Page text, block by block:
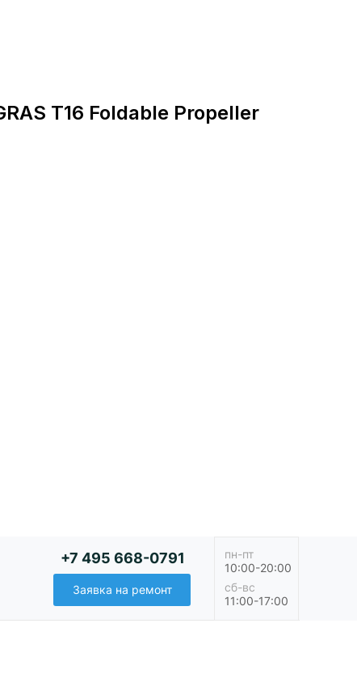
T16 Foldable Propeller
пн-пт
сб-вс
10:00-20:00
11:00-17:00
+7 495 668-0791
Заявка на ремонт